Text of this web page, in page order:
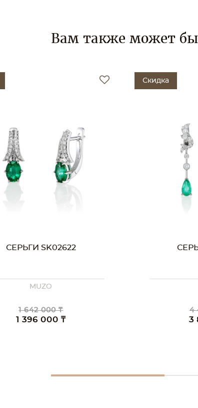
Вам также может
СЕРЬГИ SK02622
MUZO
1 642 000 ₸
1 396 000 ₸
Скидка
4
3